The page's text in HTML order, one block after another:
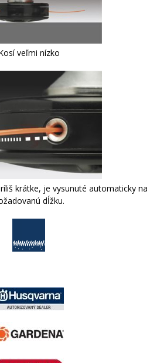
veľmi nízko
krátke, je vysunuté automaticky na
dĺžku.